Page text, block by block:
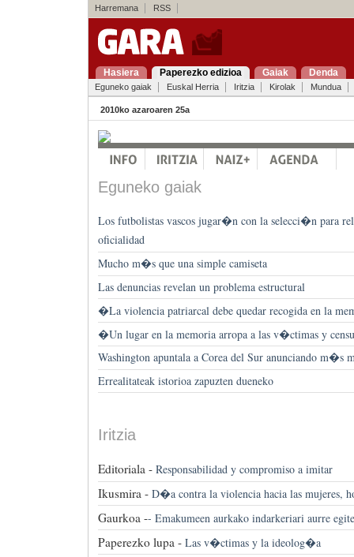
Harremana RSS
Hasiera Paperezko edizioa Gaiak Denda
Eguneko gaiak Euskal Herria Iritzia Kirolak Mundua
2010ko azaroaren 25a
Eguneko gaiak
Los futbolistas vascos jugar�n con la selecci�n para
oficialidad
Mucho m�s que una simple camiseta
Las denuncias revelan un problema estructural
�La violencia patriarcal debe quedar recogida en la
�Un lugar en la memoria arropa a las v�ctimas y
Washington apuntala a Corea del Sur anunciando m�s
Errealitateak istorioa zapuzten dueneko
Iritzia
Editoriala - Responsabilidad y compromiso a imitar
Ikusmira - D�a contra la violencia hacia las mujeres,
Gaurkoa -- Emakumeen aurkako indarkeriari aurre
Paperezko lupa - Las v�ctimas y la ideolog�a